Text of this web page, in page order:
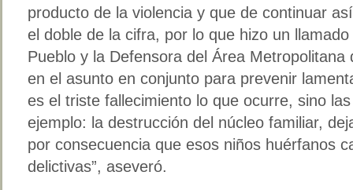
producto de la violencia y que de continuar
el doble de la cifra, por lo que hizo un
Pueblo y la Defensora del Área
en el asunto en conjunto para prevenir
es el triste fallecimiento lo que ocurre, sino
ejemplo: la destrucción del núcleo familiar,
por consecuencia que esos niños huérfanos
delictivas”, aseveró.